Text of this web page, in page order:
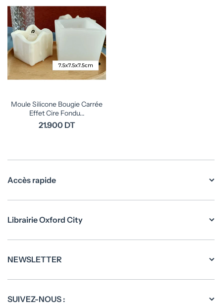
Moule Silicone Bougie Carrée
Effet Cire Fondu...
21.900 DT
Accès rapide
Librairie Oxford City
NEWSLETTER
SUIVEZ-NOUS :